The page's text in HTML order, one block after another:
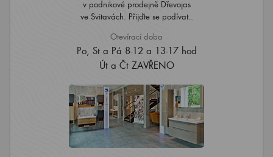
v podnikové prodejně Dřevojas
ve Svitavách. Přijďte se podívat..
Otevírací doba
Po, St a Pá 8-12 a 13-17 hod
Út a Čt ZAVŘENO